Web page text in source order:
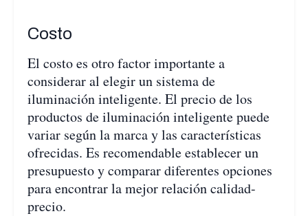
Costo
El costo es otro factor importante a
considerar al elegir un sistema de
iluminación inteligente. El precio de los
productos de iluminación inteligente puede
variar según la marca y las características
ofrecidas. Es recomendable establecer un
presupuesto y comparar diferentes opciones
para encontrar la mejor relación calidad-
precio.